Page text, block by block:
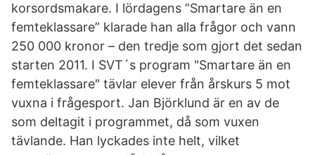
korsordsmakare. I lördagens ”Smartare än en
femteklassare” klarade han alla frågor och vann
250 000 kronor – den tredje som gjort det sedan
starten 2011. I SVT´s program "Smartare än en
femteklassare" tävlar elever från årskurs 5 mot
vuxna i frågesport. Jan Björklund är en av de
som deltagit i programmet, då som vuxen
tävlande. Han lyckades inte helt, vilket